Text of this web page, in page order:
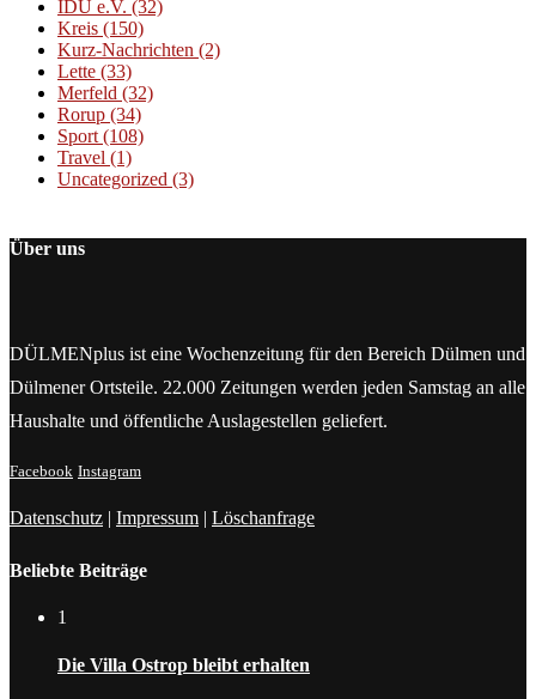
IDU e.V. (32)
Kreis (150)
Kurz-Nachrichten (2)
Lette (33)
Merfeld (32)
Rorup (34)
Sport (108)
Travel (1)
Uncategorized (3)
Über uns
DÜLMENplus ist eine Wochenzeitung für den Bereich Dülmen und
Dülmener Ortsteile. 22.000 Zeitungen werden jeden Samstag an alle
Haushalte und öffentliche Auslagestellen geliefert.
Facebook Instagram
Datenschutz | Impressum | Löschanfrage
Beliebte Beiträge
1
Die Villa Ostrop bleibt erhalten